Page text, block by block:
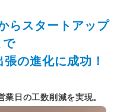
らスタートアップ
で
の進化に成功！
日の工数削減を実現。